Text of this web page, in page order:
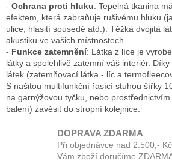
- Ochrana proti hluku: Tepelná tkanina
efektem, která zabraňuje rušivému hluku
ulice, hlasití sousedé atd.). Těžká dvojitá
akustiku ve vašich místnostech.
- Funkce zatemnění: Látka z líce je
látky a spolehlivě zatemní váš interiér.
látek (zatemňovací látka - líc a
S našitou multifunkční řasící stuhou šířky
na garnýžovou tyčku, nebo
balení) zavěsit do stropní kolejnice.
DOPRAVA ZDARMA
Při objednávce nad 2.500,- Kč
Vám zboží doručíme